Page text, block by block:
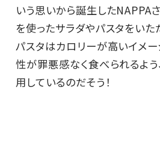
いう思いから誕生したNAPPA
を使ったサラダやパスタをいた
パスタはカロリーが高いイメー
性が罪悪感なく食べられるよう
用しているのだそう！